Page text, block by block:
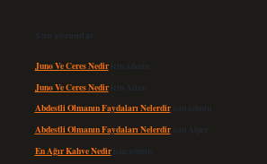
Son yorumlar
Juno Ve Ceres Nediriçin admin
Juno Ve Ceres Nediriçin Altan
Abdestli Olmanın Faydaları Nelerdiriçin admin
Abdestli Olmanın Faydaları Nelerdiriçin Alper
En Ağır Kahve Nediriçin admin